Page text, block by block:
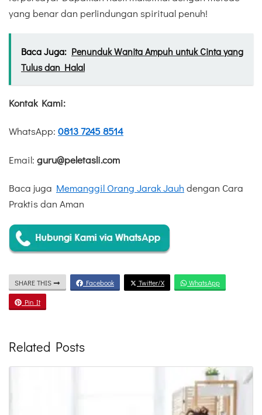
yang benar dan perlindungan spiritual penuh!
Baca Juga: Penunduk Wanita Ampuh untuk Cinta yang
Tulus dan Halal
Kontak Kami:
WhatsApp: 0813 7245 8514
Email: guru@peletasli.com
Baca juga Memanggil Orang Jarak Jauh dengan Cara
Praktis dan Aman
SHARE THIS Facebook Twitter/X WhatsApp
Pin It
Related Posts